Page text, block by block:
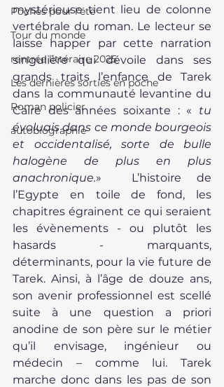
Poches pour l'été
Tour du monde
rentrée littéraire 2025
Les dernières sorties en poche
Roman policier
autobiographie
mystérieuse tient lieu de colonne
vertébrale du roman. Le lecteur se
laisse happer par cette narration
singulière qui dévoile dans ses
grands traits l’enfance de Tarek
dans la communauté levantine du
Caire des années soixante : « tu
évoluais dans ce monde bourgeois
et occidentalisé, sorte de bulle
halogène de plus en plus
anachronique.»  L’histoire de
l’Egypte en toile de fond, les
chapitres égrainent ce qui seraient
les évènements - ou plutôt les
hasards - marquants,
déterminants, pour la vie future de
Tarek. Ainsi, à l’âge de douze ans,
son avenir professionnel est scellé
suite à une question a priori
anodine de son père sur le métier
qu’il envisage, ingénieur ou
médecin – comme lui. Tarek
marche donc dans les pas de son